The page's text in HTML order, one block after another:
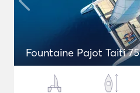
Fountaine Pajot Taiti 75